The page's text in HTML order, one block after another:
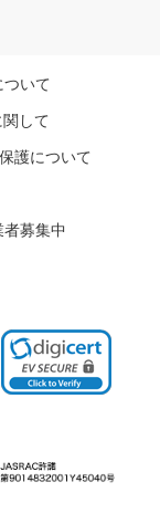
ついて
して
護について
募集中